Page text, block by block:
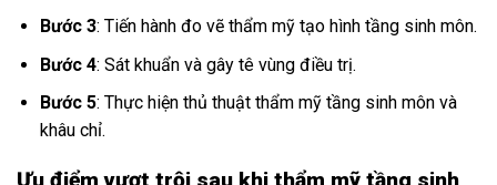
Bước 3: Tiến hành đo vẽ thẩm mỹ tạo hình tầng sinh môn.
Bước 4: Sát khuẩn và gây tê vùng điều trị.
Bước 5: Thực hiện thủ thuật thẩm mỹ tầng sinh môn và
khâu chỉ.